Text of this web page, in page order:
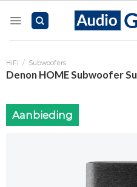
HiFi / Subwoofers
Denon HOME Subwoofer
Aanbieding